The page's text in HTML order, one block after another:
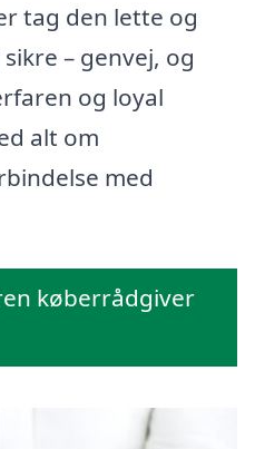
tag den lette og
– genvej, og
og loyal
alt om
med
køberrådgiver